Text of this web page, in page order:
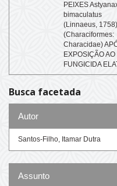
PEIXES
bimaculatus
(Linnaeus, 1758)
(Characiformes:
Characidae)
EXPOSIÇÃO AO
FUNGICIDA
Busca facetada
Autor
Santos-Filho, Itamar Dutra
Assunto